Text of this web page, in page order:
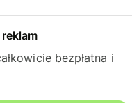
bezpłatna i